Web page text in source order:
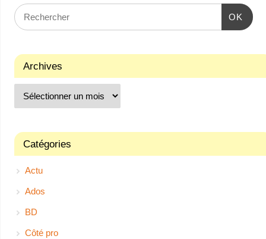
OK
Archives
Catégories
Actu
Ados
BD
Côté pro